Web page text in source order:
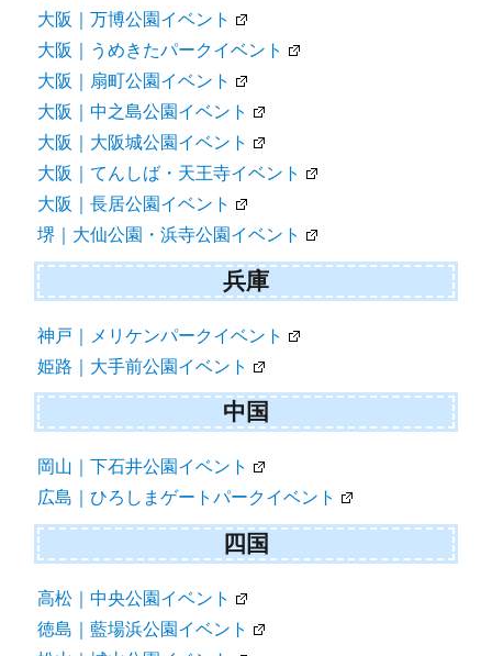
大阪｜万博公園イベント
大阪｜うめきたパークイベント
大阪｜扇町公園イベント
大阪｜中之島公園イベント
大阪｜大阪城公園イベント
大阪｜てんしば・天王寺イベント
大阪｜長居公園イベント
堺｜大仙公園・浜寺公園イベント
兵庫
神戸｜メリケンパークイベント
姫路｜大手前公園イベント
中国
岡山｜下石井公園イベント
広島｜ひろしまゲートパークイベント
四国
高松｜中央公園イベント
徳島｜藍場浜公園イベント